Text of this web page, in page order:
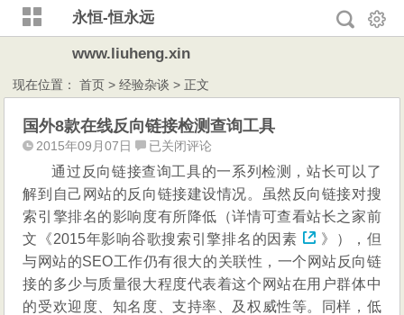
永恒-恒永远
www.liuheng.xin
现在位置：首页 >经验杂谈 > 正文
国外8款在线反向链接检测查询工具
2015年09月07日
国
外
8
款
在
线
反
向
链
已关闭评论
通过反向链接查询工具的一系列检测，站长可以了
解到自己网站的反向链接建设情况。虽然反向链接对搜
索引擎排名的影响度有所降低（详情可查看站长之家前
文《2015年影响谷歌搜索引擎排名的因素
》），但
与网站的SEO工作仍有很大的关联性，一个网站反向链
接的多少与质量很大程度代表着这个网站在用户群体中
的受欢迎度、知名度、支持率、及权威性等。同样，低